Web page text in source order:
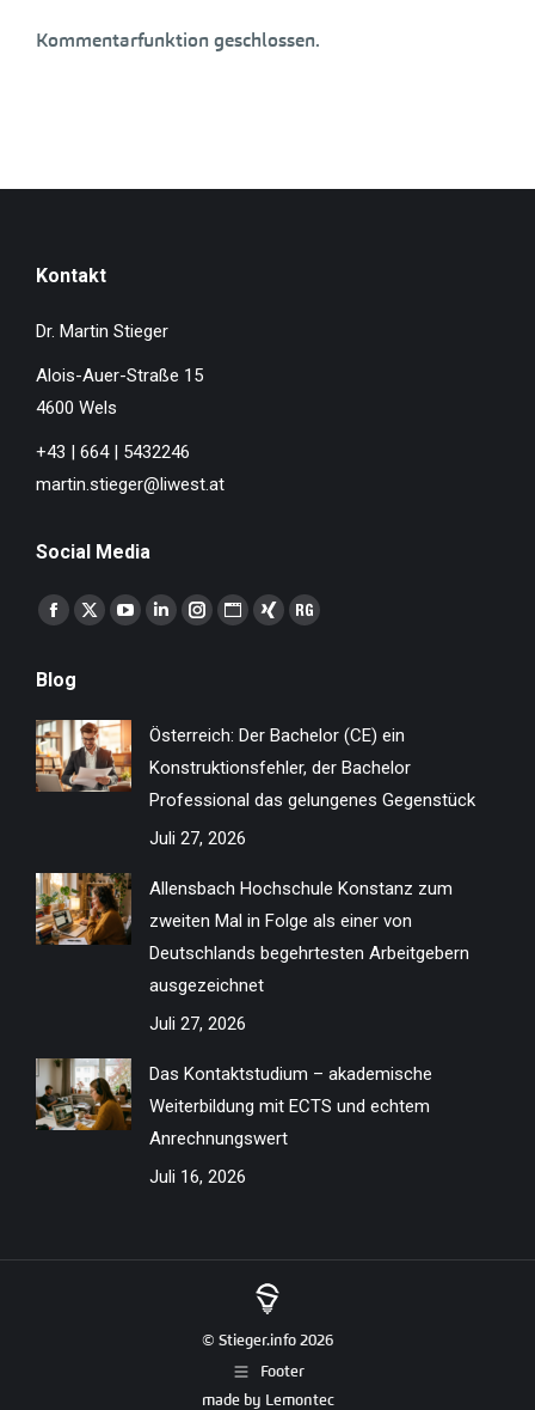
Kommentarfunktion geschlossen.
Kontakt
Dr. Martin Stieger
Alois-Auer-Straße 15
4600 Wels
+43 | 664 | 5432246
martin.stieger@liwest.at
Social Media
Finden Sie uns auf:
Facebook
opens
in
new
window
X
in
new
window
YouTube
in
new
window
Linkedin
new
window
Instagram
new
window
Website
new
window
XING
new
window
ResearchGate
new
window
Blog
Österreich: Der Bachelor (CE) ein
Konstruktionsfehler, der Bachelor
Professional das gelungenes Gegenstück
Juli 27, 2026
Allensbach Hochschule Konstanz zum
zweiten Mal in Folge als einer von
Deutschlands begehrtesten Arbeitgebern
ausgezeichnet
Juli 27, 2026
Das Kontaktstudium – akademische
Weiterbildung mit ECTS und echtem
Anrechnungswert
Juli 16, 2026
© Stieger.info 2026
Footer
made by Lemontec